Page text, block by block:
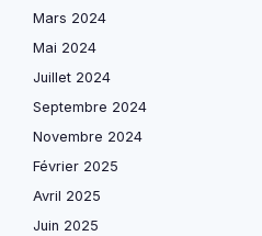
Mars 2024
Mai 2024
Juillet 2024
Septembre 2024
Novembre 2024
Février 2025
Avril 2025
Juin 2025